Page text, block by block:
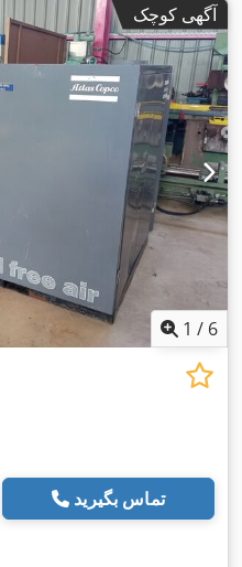
آگهی کوچک
1 / 6
تماس بگیرید